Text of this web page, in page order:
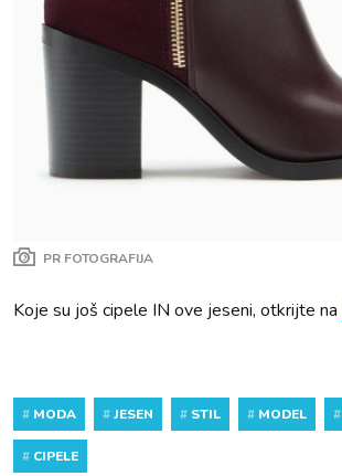
PR FOTOGRAFIJA
Koje su još cipele IN ove jeseni, otkrijte na
# MODA #JESEN # STIL # MODEL #
# CIPELE